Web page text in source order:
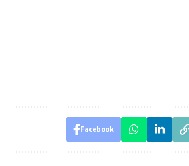
Facebook